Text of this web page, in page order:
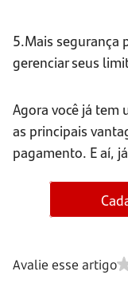
5.Mais segurança
gerenciar seus
Agora você já tem
as principais
pagamento. E aí,
Avalie esse artigo